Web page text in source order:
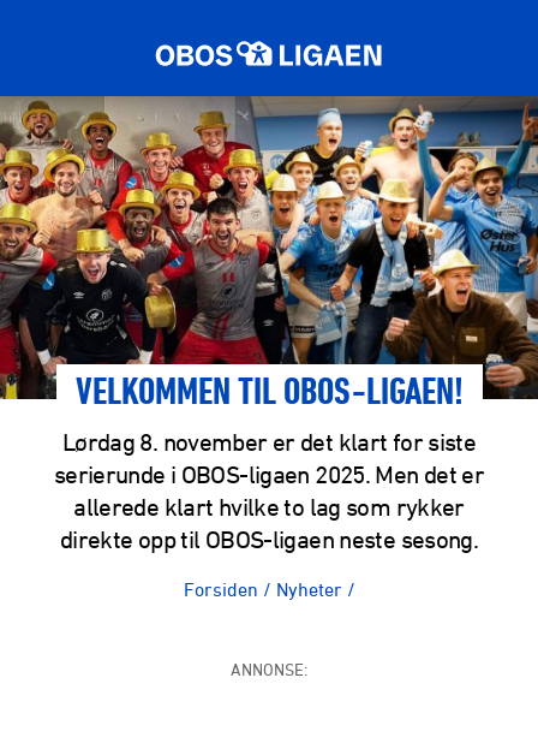
VELKOMMEN TIL OBOS-LIGAEN!
Lørdag 8. november er det klart for siste
serierunde i OBOS-ligaen 2025. Men det er
allerede klart hvilke to lag som rykker
direkte opp til OBOS-ligaen neste sesong.
Forsiden / Nyheter /
ANNONSE: